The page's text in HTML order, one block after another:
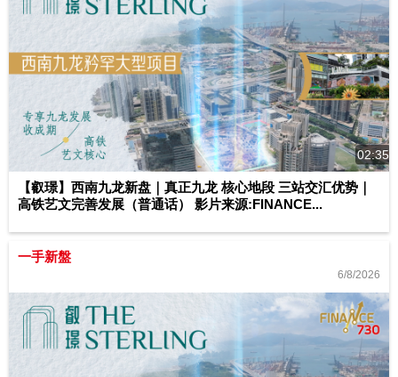
02:35
【叡璟】西南九龙新盘｜真正九龙 核心地段 三站交汇优势｜
高铁艺文完善发展（普通话） 影片来源:FINANCE...
一手新盤
6/8/2026